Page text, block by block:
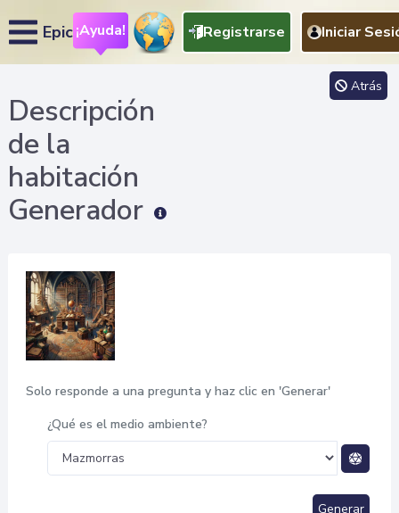
Epic¡Ayuda! Registrarse Iniciar
Descripción
de la
habitación
Generador
Atrás
Solo responde a una pregunta y haz clic en 'Generar'
¿Qué es el medio ambiente?
Generar